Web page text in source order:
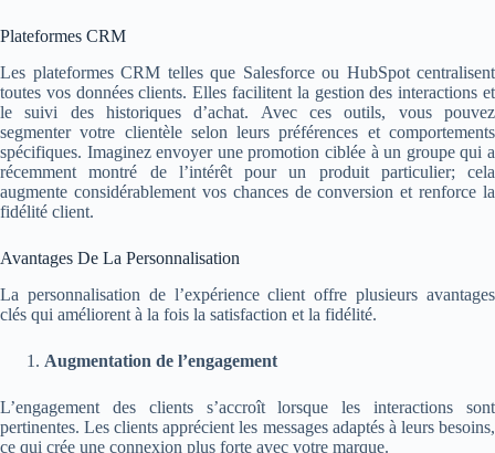
Plateformes CRM
Les plateformes CRM telles que Salesforce ou HubSpot centralisent
toutes vos données clients. Elles facilitent la gestion des interactions et
le suivi des historiques d’achat. Avec ces outils, vous pouvez
segmenter votre clientèle selon leurs préférences et comportements
spécifiques. Imaginez envoyer une promotion ciblée à un groupe qui a
récemment montré de l’intérêt pour un produit particulier; cela
augmente considérablement vos chances de conversion et renforce la
fidélité client.
Avantages De La Personnalisation
La personnalisation de l’expérience client offre plusieurs avantages
clés qui améliorent à la fois la satisfaction et la fidélité.
Augmentation de l’engagement
L’engagement des clients s’accroît lorsque les interactions sont
pertinentes. Les clients apprécient les messages adaptés à leurs besoins,
ce qui crée une connexion plus forte avec votre marque.